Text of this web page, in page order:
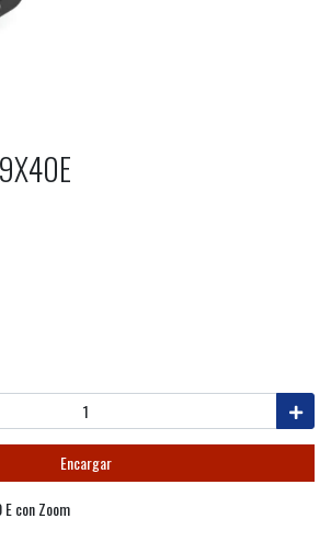
Encargar
con Zoom